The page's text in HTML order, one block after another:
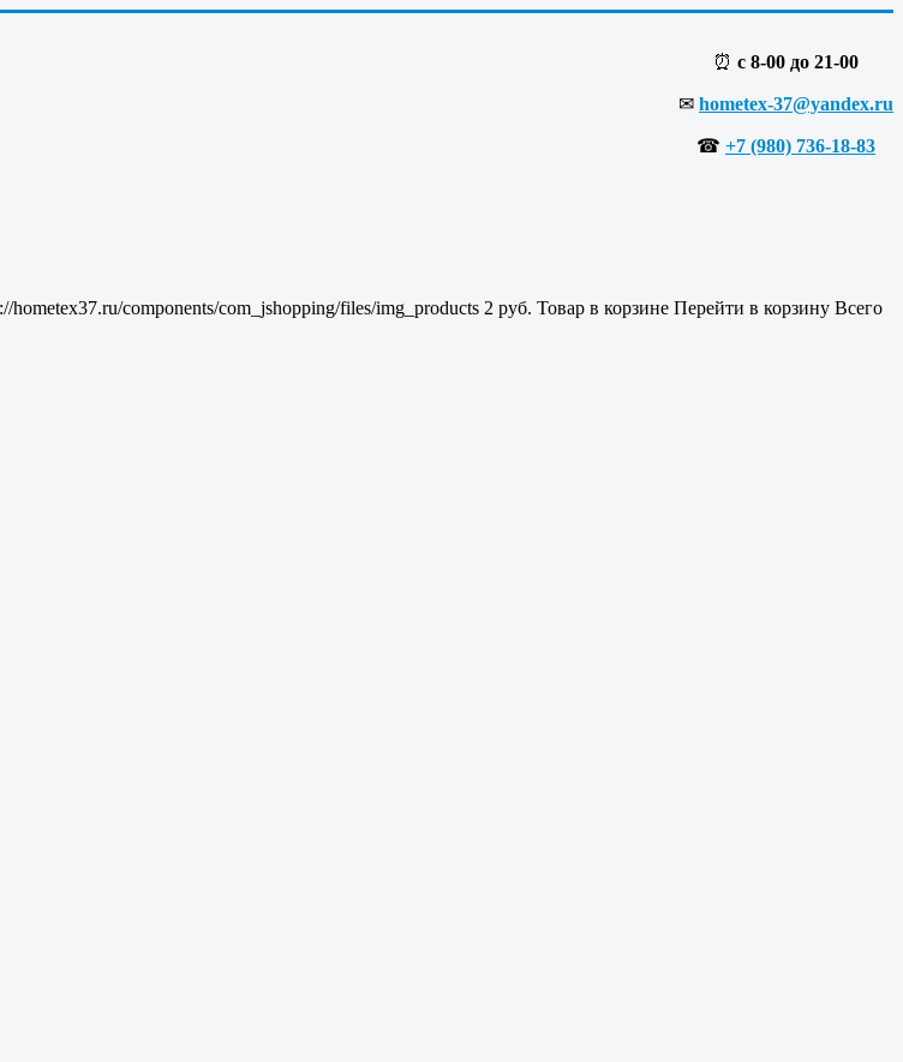
⏰ с 8-00 до 21-00
✉ hometex-37@yandex.ru
☎ +7 (980) 736-18-83
hometex37.ru/components/com_jshopping/files/img_products 2 руб. Товар в корзине Перейти в корзину Всего